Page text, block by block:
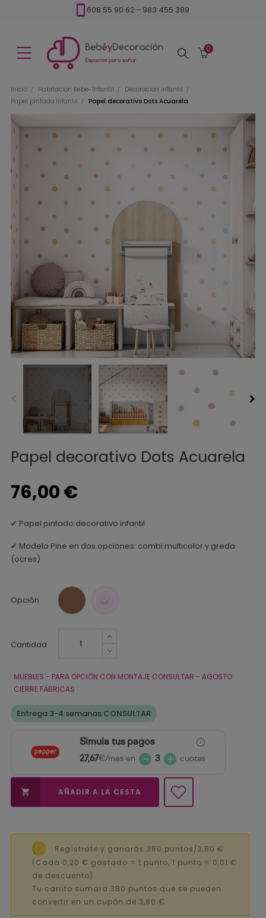
608 55 90 62 - 983 455 389
Buscar
0
Inicio Habitacion Bebe-Infantil
Decoracion infantil
Papel pintado Infantil
Papel decorativo Dots Acuarela
Papel decorativo Dots Acuarela
76,00 €
✔ Papel pintado decorativo infantil
✔ Modelo Pine en dos opciones: combi multicolor y greda
(ocres)
Opción
Cantidad
MUEBLES - PARA OPCIÓN CON MONTAJE CONSULTAR - AGOSTO
CIERRE FÁBRICAS
Entrega 3-4 semanas CONSULTAR
Simula tus pagos
27,67€/mes en 3 cuotas
 AÑADIR A LA CESTA
Regístrate y ganarás 380 puntos/3,80 €
(Cada 0,20 € gastado = 1 punto, 1 punto = 0,01 €
de descuento).
Tu carrito sumará 380 puntos que se pueden
convertir en un cupón de 3,80 €.